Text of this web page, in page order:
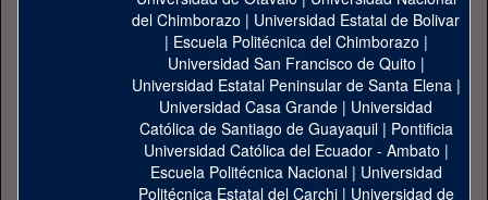
del Chimborazo | Universidad Estatal de Bolivar
| Escuela Politécnica del Chimborazo |
Universidad San Francisco de Quito |
Universidad Estatal Peninsular de Santa Elena|
Universidad Casa Grande | Universidad
Católica de Santiago de Guayaquil| Pontificia
Universidad Católica del Ecuador - Ambato |
Escuela Politécnica Nacional| Universidad
Politécnica Estatal del Carchi| Universidad de